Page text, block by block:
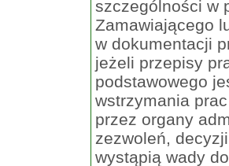
szczególności w
Zamawiającego
w dokumentacji
jeżeli przepisy
podstawowego
wstrzymania
przez organy
zezwoleń,
wystąpią wady